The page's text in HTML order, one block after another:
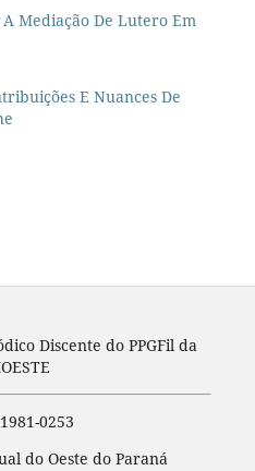
Mediação De Lutero Em
E Nuances De
Discente do PPGFil da
0253
do Oeste do Paraná